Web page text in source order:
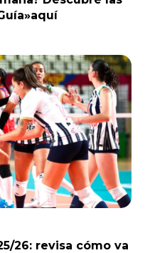
26: revisa cómo va